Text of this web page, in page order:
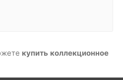
купить коллекционное